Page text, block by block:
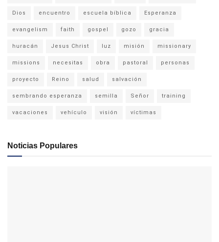
Dios encuentro escuela bíblica Esperanza
evangelism faith gospel gozo gracia
huracán Jesus Christ luz misión missionary
missions necesitas obra pastoral personas
proyecto Reino salud salvación
sembrando esperanza semilla Señor training
vacaciones vehículo visión víctimas
Noticias Populares